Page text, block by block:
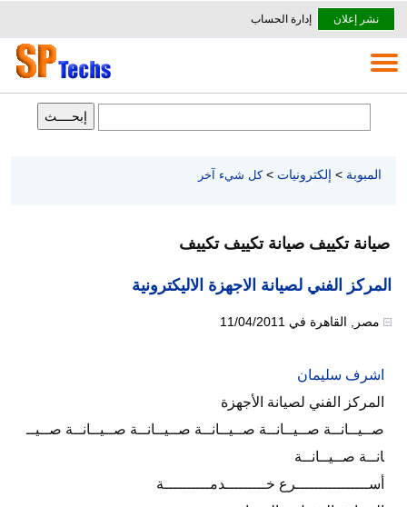
نشر إعلان إدارة الحساب
المبوبة > إلكترونيات > كل شيء آخر
صيانة تكييف صيانة تكييف تكييف
المركز الفني لصيانة الاجهزة الاليكترونية
مصر القاهرة في 11/04/2011
اشرف سليمان
المركز الفني لصيانة الأجهزة
صــيــانــة صــيــانــة صــيــانــة صــيــانــة صــيــانــة صــيــ
انــة صــيــانــة
أســــــــــــــــرع خـــــــــدمــــــــــة